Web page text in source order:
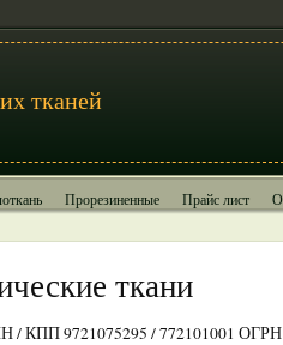
тканей
Прорезиненные Прайс лист О
ткани
/ КПП 9721075295 / 772101001 ОГРН